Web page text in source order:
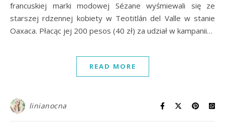
francuskiej marki modowej Sézane wyśmiewali się ze
starszej rdzennej kobiety w Teotitlán del Valle w stanie
Oaxaca. Płacąc jej 200 pesos (40 zł) za udział w kampanii…
READ MORE
linianocna